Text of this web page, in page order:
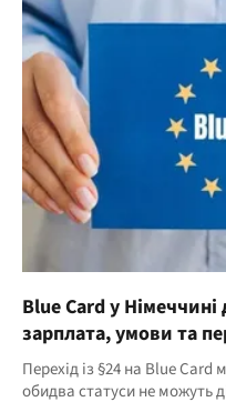
Blue Card у
зарплата, умови та
Перехід із §24 на Blue
обидва статуси не можуть